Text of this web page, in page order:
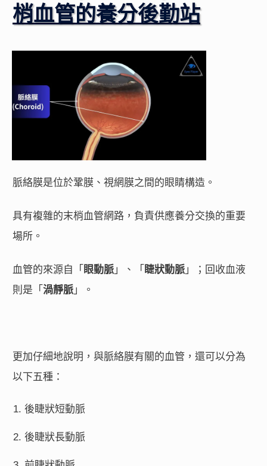
梢血管的養分後勤站
脈絡膜是位於鞏膜、視網膜之間的眼睛構造。
具有複雜的末梢血管網路，負責供應養分交換的重要
場所。
血管的來源自「 眼動脈 」、「 睫狀動脈 」；回收血液
則是「 渦靜脈 」。
更加仔細地說明，與脈絡膜有關的血管，還可以分為
以下五種：
後睫狀短動脈
後睫狀長動脈